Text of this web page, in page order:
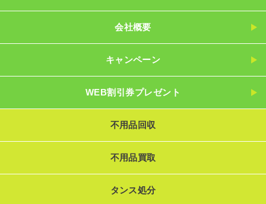
会社概要
キャンペーン
WEB割引券プレゼント
不用品回収
不用品買取
タンス処分